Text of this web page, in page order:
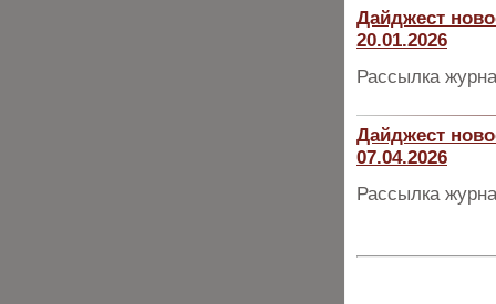
Дайджест
20.01.2026
Рассылка
Дайджест
07.04.2026
Рассылка